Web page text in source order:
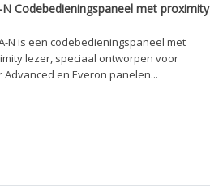
Codebedieningspaneel met proximity
N is een codebedieningspaneel met
lezer, speciaal ontworpen voor
Advanced en Everon panelen...